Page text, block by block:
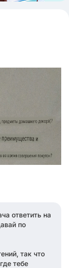
ответить на
по
так что
тебе